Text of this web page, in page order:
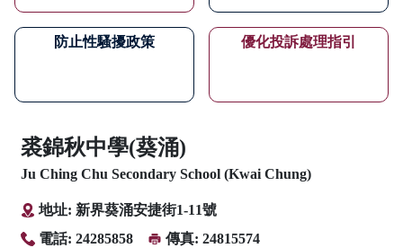
防止性騷擾政策 優化投訴處理指引
裘錦秋中學(葵涌)
Ju Ching Chu Secondary School (Kwai Chung)
地址: 新界葵涌安捷街1-11號
電話: 24285858
傳真: 24815574